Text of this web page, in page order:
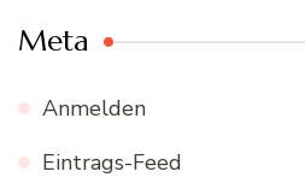
Meta
Anmelden
Eintrags-Feed